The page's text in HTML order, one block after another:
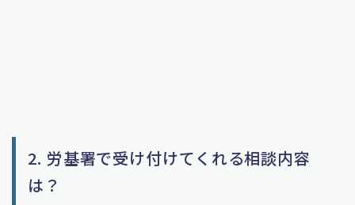
2. 労基署で受け付けてくれる相談内容
は？